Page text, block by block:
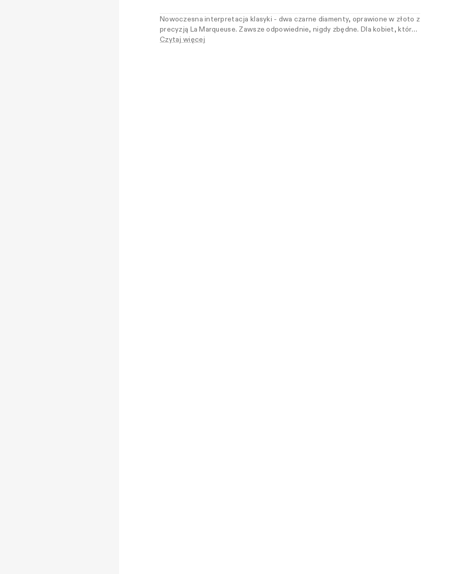
Nowoczesna interpretacja klasyki - dwa czarne diamenty, oprawione w złoto z
precyzją La Marqueuse. Zawsze odpowiednie, nigdy zbędne. Dla kobiet, które
wybierają klasykę z odważniejszym akcentem.
Czytaj więcej